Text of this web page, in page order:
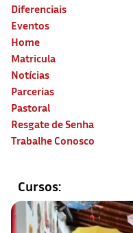
Diferenciais
Eventos
Home
Matricula
Notícias
Parcerias
Pastoral
Resgate de Senha
Trabalhe Conosco
Cursos: